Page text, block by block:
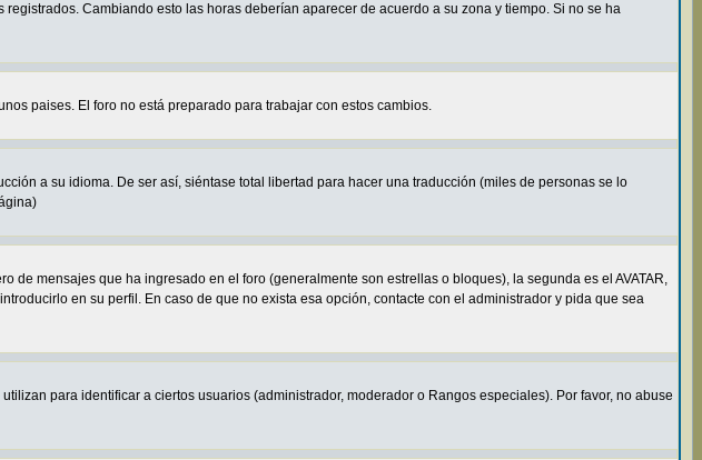
Cambiando esto las horas deberían aparecer de acuerdo a su zona y tiempo. Si no se ha
paises. El foro no está preparado para trabajar con estos cambios.
a su idioma. De ser así, siéntase total libertad para hacer una traducción (miles de personas se lo
mensajes que ha ingresado en el foro (generalmente son estrellas o bloques), la segunda es el AVATAR,
en su perfil. En caso de que no exista esa opción, contacte con el administrador y pida que sea
para identificar a ciertos usuarios (administrador, moderador o Rangos especiales). Por favor, no abuse